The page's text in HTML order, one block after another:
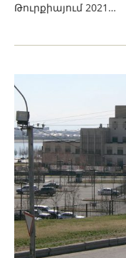
Թուրքիայում 2021…